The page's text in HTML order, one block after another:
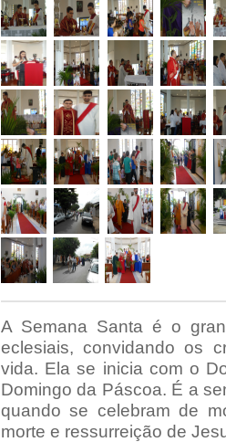
A Semana Santa é o
eclesiais, convidando os
vida. Ela se inicia com o
Domingo da Páscoa. É a
quando se celebram de
morte e ressurreição de